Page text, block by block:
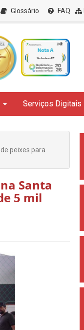
Glossário FAQ
Serviços Digitais
peixes para
Santa
5 mil